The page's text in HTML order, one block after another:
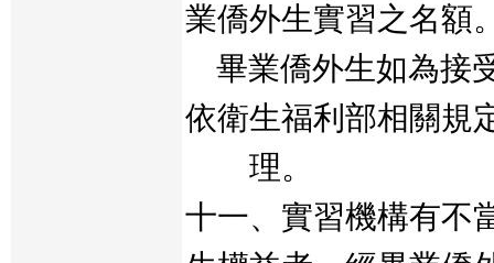
業僑外生實習之名額
畢業僑外生如為接
依衛生福利部相關規
理。
十一、實習機構有不